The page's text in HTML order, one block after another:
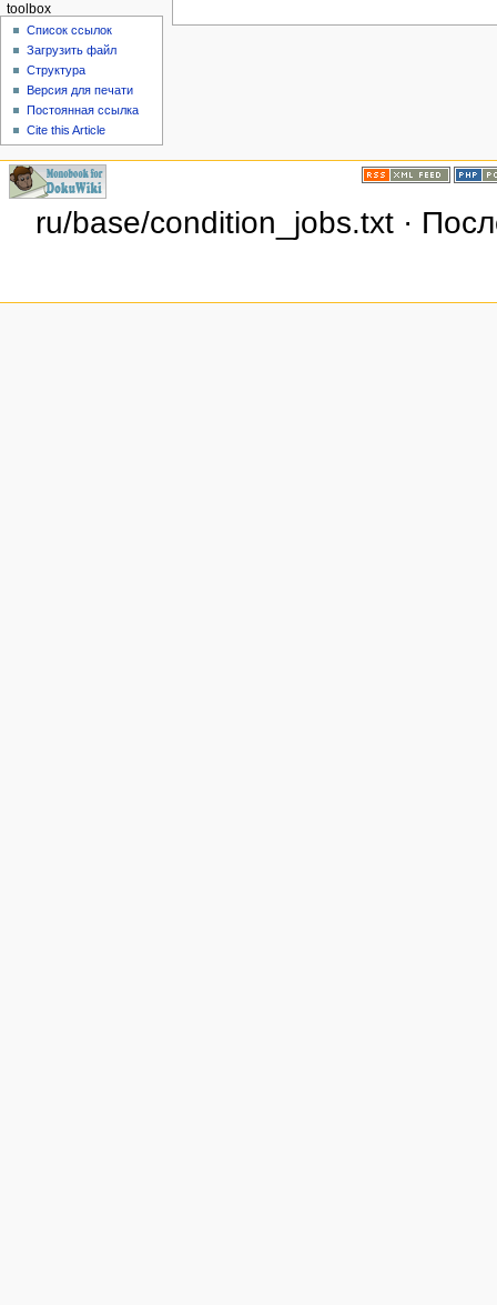
toolbox
Список ссылок
Загрузить файл
Структура
Версия для печати
Постоянная ссылка
Cite this Article
ru/base/condition_jobs.txt ·